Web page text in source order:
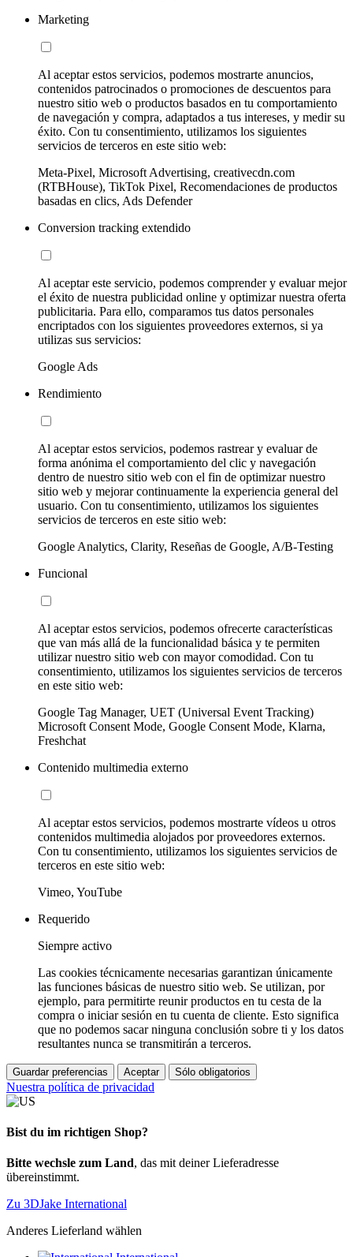
Marketing
Al aceptar estos servicios, podemos mostrarte anuncios,
contenidos patrocinados o promociones de descuentos para
nuestro sitio web o productos basados en tu comportamiento
de navegación y compra, adaptados a tus intereses, y medir su
éxito. Con tu consentimiento, utilizamos los siguientes
servicios de terceros en este sitio web:
Meta-Pixel, Microsoft Advertising, creativecdn.com
(RTBHouse), TikTok Pixel, Recomendaciones de productos
basadas en clics, Ads Defender
Conversion tracking extendido
Al aceptar este servicio, podemos comprender y evaluar mejor
el éxito de nuestra publicidad online y optimizar nuestra oferta
publicitaria. Para ello, comparamos tus datos personales
encriptados con los siguientes proveedores externos, si ya
utilizas sus servicios:
Google Ads
Rendimiento
Al aceptar estos servicios, podemos rastrear y evaluar de
forma anónima el comportamiento del clic y navegación
dentro de nuestro sitio web con el fin de optimizar nuestro
sitio web y mejorar continuamente la experiencia general del
usuario. Con tu consentimiento, utilizamos los siguientes
servicios de terceros en este sitio web:
Google Analytics, Clarity, Reseñas de Google, A/B-Testing
Funcional
Al aceptar estos servicios, podemos ofrecerte características
que van más allá de la funcionalidad básica y te permiten
utilizar nuestro sitio web con mayor comodidad. Con tu
consentimiento, utilizamos los siguientes servicios de terceros
en este sitio web:
Google Tag Manager, UET (Universal Event Tracking)
Microsoft Consent Mode, Google Consent Mode, Klarna,
Freshchat
Contenido multimedia externo
Al aceptar estos servicios, podemos mostrarte vídeos u otros
contenidos multimedia alojados por proveedores externos.
Con tu consentimiento, utilizamos los siguientes servicios de
terceros en este sitio web:
Vimeo, YouTube
Requerido
Siempre activo
Las cookies técnicamente necesarias garantizan únicamente
las funciones básicas de nuestro sitio web. Se utilizan, por
ejemplo, para permitirte reunir productos en tu cesta de la
compra o iniciar sesión en tu cuenta de cliente. Esto significa
que no podemos sacar ninguna conclusión sobre ti y los datos
resultantes nunca se transmitirán a terceros.
Guardar preferencias Aceptar Sólo obligatorios
Nuestra política de privacidad
Bist du im richtigen Shop?
Bitte wechsle zum Land, das mit deiner Lieferadresse
übereinstimmt.
Zu 3DJake International
Anderes Lieferland wählen